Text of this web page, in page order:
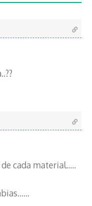
t
cada material…..